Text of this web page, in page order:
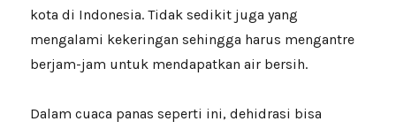
kota di Indonesia. Tidak sedikit juga yang
mengalami kekeringan sehingga harus mengantre
berjam-jam untuk mendapatkan air bersih.
Dalam cuaca panas seperti ini, dehidrasi bisa